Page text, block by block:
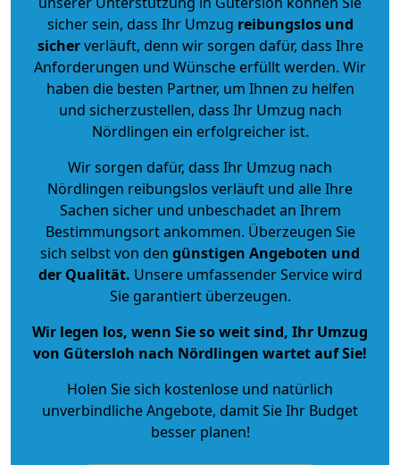
sicher sein, dass Ihr Umzug reibungslos und
sicherverläuft, denn wir sorgen dafür, dass Ihre
Anforderungen und Wünsche erfüllt werden. Wir
haben die besten Partner, um Ihnen zu helfen
und sicherzustellen, dass Ihr Umzug nach
Nördlingen ein erfolgreicher ist.
Wir sorgen dafür, dass Ihr Umzug nach
Nördlingen reibungslos verläuft und alle Ihre
Sachen sicher und unbeschadet an Ihrem
Bestimmungsort ankommen. Überzeugen Sie
sich selbst von den günstigen Angeboten und
der Qualität. Unsere umfassender Service wird
Sie garantiert überzeugen.
Wir legen los, wenn Sie so weit sind, Ihr Umzug
von Gütersloh nach Nördlingen wartet auf Sie!
Holen Sie sich kostenlose und natürlich
unverbindliche Angebote, damit Sie Ihr Budget
besser planen!